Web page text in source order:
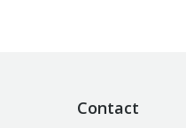
Contact